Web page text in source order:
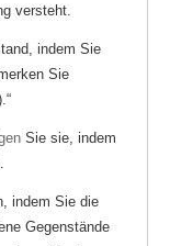
versteht.
indem Sie
Sie
Sie sie, indem
indem Sie die
Gegenstände